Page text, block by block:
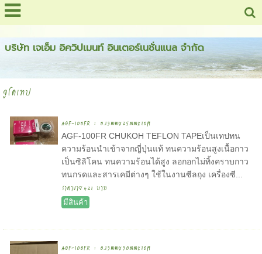
สารบัญเว็บไซต์ !
บริษัท เจเอ็ม อิควิปเมนท์ อินเตอร์เนชั่นแนล จำกัด
จูโคเทป
AGF-100FR : 0.13mmx25mmx10M
AGF-100FR CHUKOH TEFLON TAPEเป็นเทปทน
ความร้อนนำเข้าจากญี่ปุ่นแท้ ทนความร้อนสูงเนื้อกาว
เป็นซิลิโคน ทนความร้อนได้สูง ลอกอกไม่ทิ้งคราบกาว
ทนกรดและสารเคมีต่างๆ ใช้ในงานซีลถุง เครื่องซี...
ราคาขาย421 บาท
มีสินค้า
AGF-100FR : 0.13mmx30mmx10M